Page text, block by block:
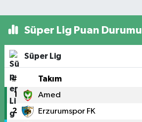
Süper Lig Puan Durumu
Süper Lig
# Takım
1 Amed
2 Erzurumspor FK